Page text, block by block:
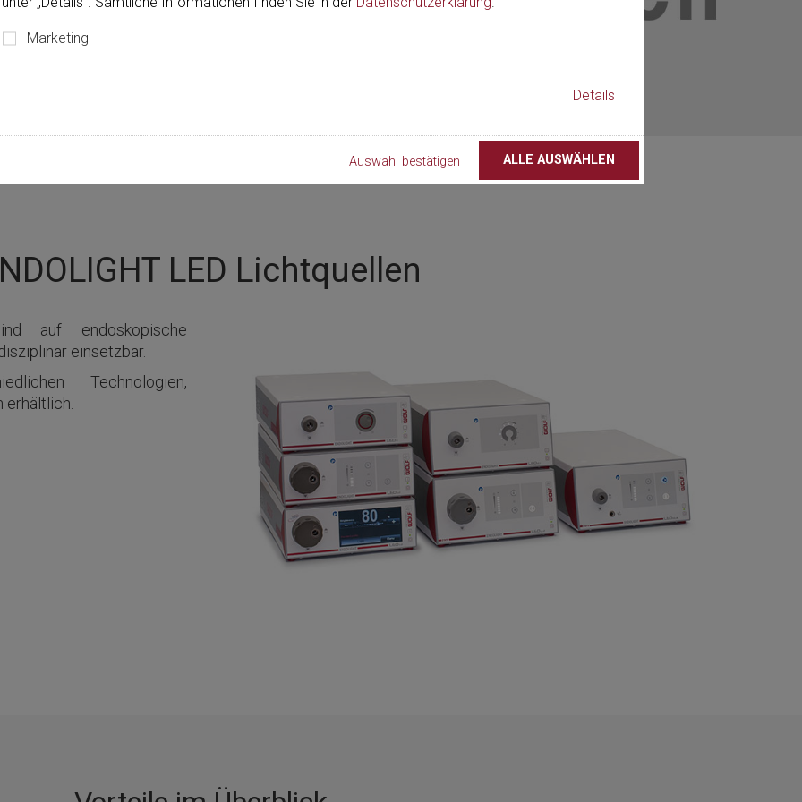
Marketing
Details
Auswahl bestätigen ALLE AUSWÄHLEN
LED Lichtquellen
auf endoskopische
einsetzbar.
Technologien,
erhältlich.